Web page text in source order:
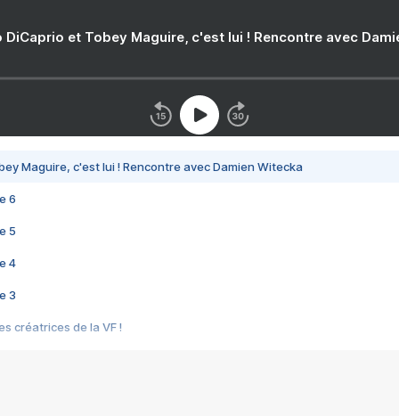
DiCaprio et Tobey Maguire, c'est lui ! Rencontre avec
Maguire, c'est lui ! Rencontre avec Damien Witecka
6
5
4
3
créatrices de la VF !